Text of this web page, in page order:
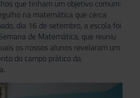
que tinham um objetivo comum:
na matemática que cerca
dia 16 de setembro, a escola foi
de Matemática, que reuniu
os nossos alunos revelaram um
do campo prático da